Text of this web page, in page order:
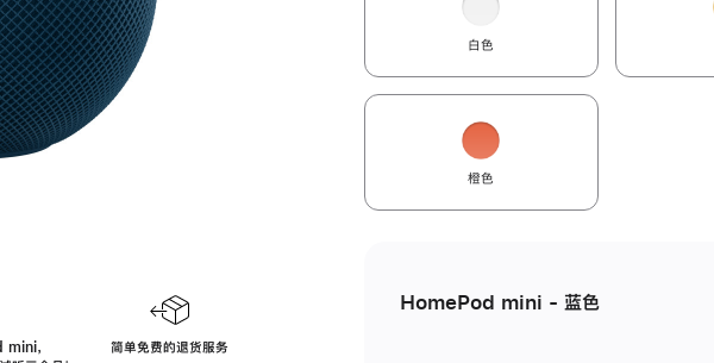
，
简单免费的退货服务
白色
橙色
HomePod mini - 蓝色